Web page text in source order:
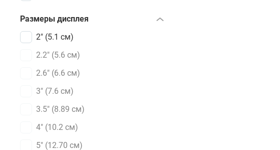
Размеры дисплея
2" (5.1 см)
2.2" (5.6 см)
2.6" (6.6 см)
3" (7.6 см)
3.5" (8.89 см)
4" (10.2 см)
5" (12.70 см)